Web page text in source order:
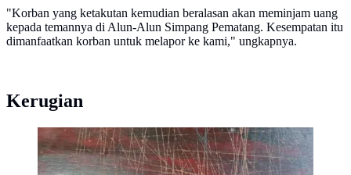
"Korban yang ketakutan kemudian beralasan akan meminjam uang
kepada temannya di Alun-Alun Simpang Pematang. Kesempatan itu
dimanfaatkan korban untuk melapor ke kami," ungkapnya.
Kerugian
Barang bukti (Istimewa)